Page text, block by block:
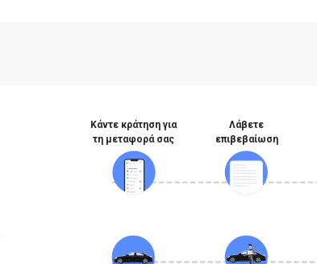
Κάντε κράτηση για
τη μεταφορά σας
Λάβετε
επιβεβαίωση